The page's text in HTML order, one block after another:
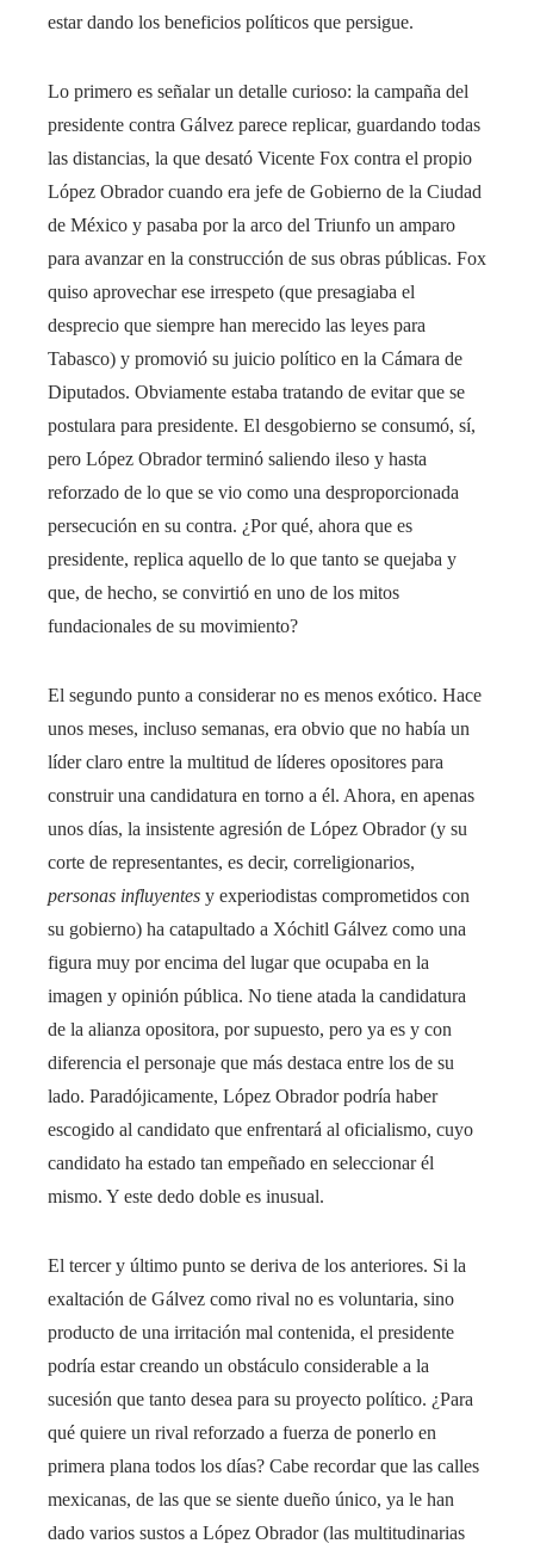
estar dando los beneficios políticos que persigue.
Lo primero es señalar un detalle curioso: la campaña del
presidente contra Gálvez parece replicar, guardando todas
las distancias, la que desató Vicente Fox contra el propio
López Obrador cuando era jefe de Gobierno de la Ciudad
de México y pasaba por la arco del Triunfo un amparo
para avanzar en la construcción de sus obras públicas. Fox
quiso aprovechar ese irrespeto (que presagiaba el
desprecio que siempre han merecido las leyes para
Tabasco) y promovió su juicio político en la Cámara de
Diputados. Obviamente estaba tratando de evitar que se
postulara para presidente. El desgobierno se consumó, sí,
pero López Obrador terminó saliendo ileso y hasta
reforzado de lo que se vio como una desproporcionada
persecución en su contra. ¿Por qué, ahora que es
presidente, replica aquello de lo que tanto se quejaba y
que, de hecho, se convirtió en uno de los mitos
fundacionales de su movimiento?
El segundo punto a considerar no es menos exótico. Hace
unos meses, incluso semanas, era obvio que no había un
líder claro entre la multitud de líderes opositores para
construir una candidatura en torno a él. Ahora, en apenas
unos días, la insistente agresión de López Obrador (y su
corte de representantes, es decir, correligionarios,
personas influyentes y experiodistas comprometidos con
su gobierno) ha catapultado a Xóchitl Gálvez como una
figura muy por encima del lugar que ocupaba en la
imagen y opinión pública. No tiene atada la candidatura
de la alianza opositora, por supuesto, pero ya es y con
diferencia el personaje que más destaca entre los de su
lado. Paradójicamente, López Obrador podría haber
escogido al candidato que enfrentará al oficialismo, cuyo
candidato ha estado tan empeñado en seleccionar él
mismo. Y este dedo doble es inusual.
El tercer y último punto se deriva de los anteriores. Si la
exaltación de Gálvez como rival no es voluntaria, sino
producto de una irritación mal contenida, el presidente
podría estar creando un obstáculo considerable a la
sucesión que tanto desea para su proyecto político. ¿Para
qué quiere un rival reforzado a fuerza de ponerlo en
primera plana todos los días? Cabe recordar que las calles
mexicanas, de las que se siente dueño único, ya le han
dado varios sustos a López Obrador (las multitudinarias